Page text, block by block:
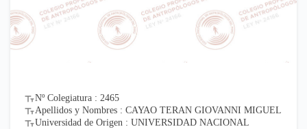
Nº Colegiatura : 2465
Apellidos y Nombres : CAYAO TERAN GIOVANNI MIGUEL
Universidad de Origen : UNIVERSIDAD NACIONAL